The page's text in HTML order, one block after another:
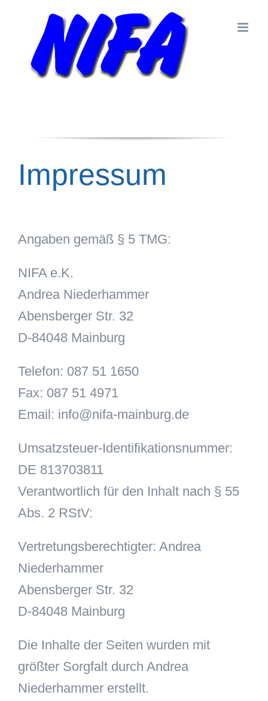
springen
Impressum
Angaben gemäß § 5 TMG:
NIFA e.K.
Andrea Niederhammer
Abensberger Str. 32
D-84048 Mainburg
Telefon: 087 51 1650
Fax: 087 51 4971
Email: info@nifa-mainburg.de
Umsatzsteuer-Identifikationsnummer:
DE 813703811
Verantwortlich für den Inhalt nach § 55
Abs. 2 RStV:
Vertretungsberechtigter: Andrea
Niederhammer
Abensberger Str. 32
D-84048 Mainburg
Die Inhalte der Seiten wurden mit
größter Sorgfalt durch Andrea
Niederhammer erstellt.